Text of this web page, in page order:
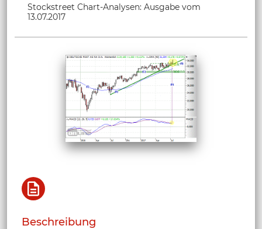
Stockstreet Chart-Analysen: Ausgabe vom
13.07.2017
Beschreibung